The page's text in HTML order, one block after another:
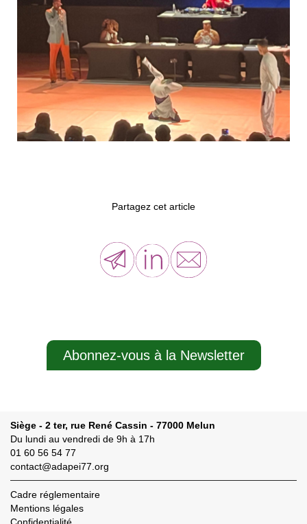
Partagez cet article
Abonnez-vous à la Newsletter
Siège - 2 ter, rue René Cassin - 77000 Melun
Du lundi au vendredi de 9h à 17h
01 60 56 54 77
contact@adapei77.org
Cadre réglementaire
Mentions légales